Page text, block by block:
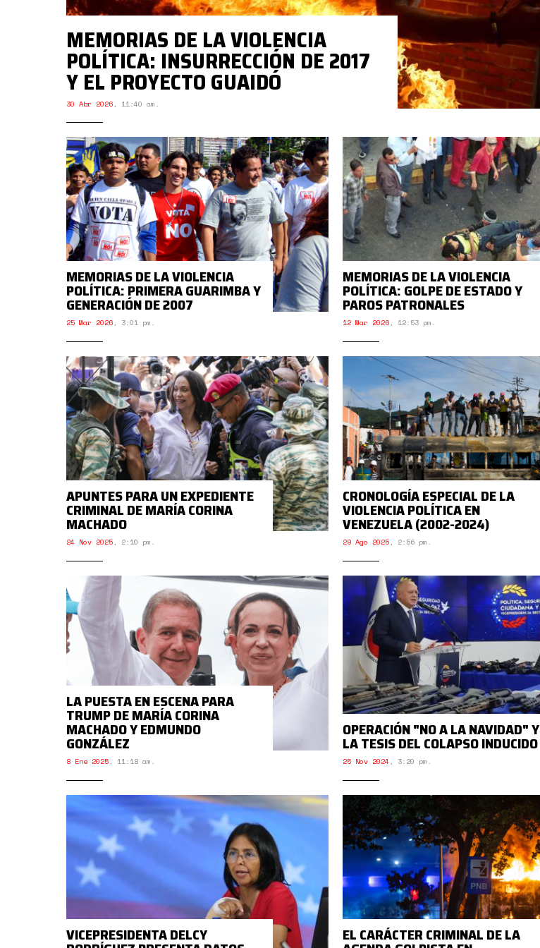
MEMORIAS DE LA VIOLENCIA
POLÍTICA: INSURRECCIÓN DE 2017
Y EL PROYECTO GUAIDÓ
30 Abr 2026, 11:40 am.
MEMORIAS DE LA VIOLENCIA
POLÍTICA: PRIMERA GUARIMBA Y
GENERACIÓN DE 2007
25 Mar 2026, 3:01 pm.
MEMORIAS DE LA VIOLENCIA
POLÍTICA: GOLPE DE ESTADO Y
PAROS PATRONALES
12 Mar 2026, 12:53 pm.
APUNTES PARA UN EXPEDIENTE
CRIMINAL DE MARÍA CORINA
MACHADO
24 Nov 2025, 2:10 pm.
CRONOLOGÍA ESPECIAL DE LA
VIOLENCIA POLÍTICA EN
VENEZUELA (2002-2024)
29 Ago 2025, 2:56 pm.
LA PUESTA EN ESCENA PARA
TRUMP DE MARÍA CORINA
MACHADO Y EDMUNDO
GONZÁLEZ
8 Ene 2025, 11:18 am.
OPERACIÓN "NO A LA NAVIDAD" Y
LA TESIS DEL COLAPSO INDUCIDO
25 Nov 2024 , 3:20 pm.
VICEPRESIDENTA DELCY EL CARÁCTER CRIMINAL DE LA